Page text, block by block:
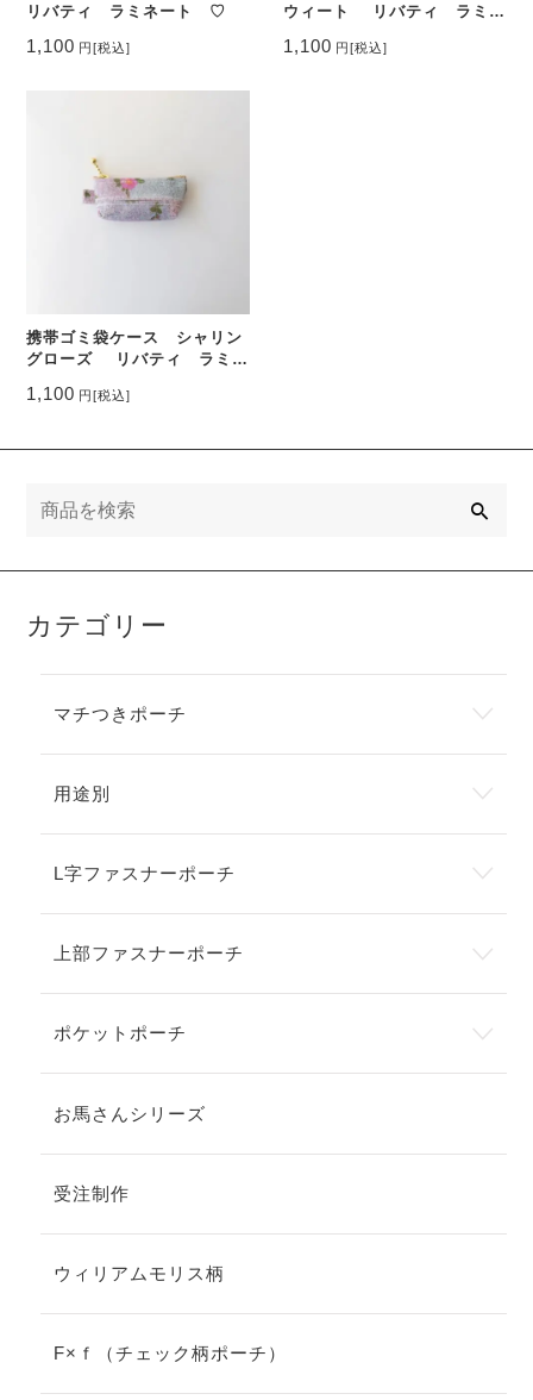
リバティ ラミネート ♡
1,100 円[税込]
ウィート リバティ ラミネ
1,100 円[税込]
携帯ゴミ袋ケース シャリン
グローズ リバティ ラミネ
ラのつぼみを丹念に描き直
1,100 円[税込]
カテゴリー
マチつきポーチ
用途別
L字ファスナーポーチ
上部ファスナーポーチ
ポケットポーチ
お馬さんシリーズ
受注制作
ウィリアムモリス柄
F×ｆ（チェック柄ポーチ）